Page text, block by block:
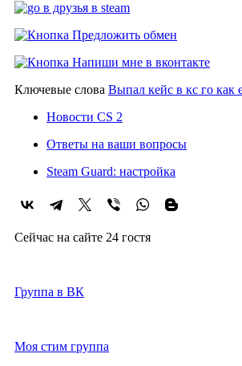
Ключевые слова Выпал кейс в кс го как
Новости CS 2
Ответы на ваши вопросы
Steam Guard: настройка
Сейчас на сайте 24 гостя
Группа в ВК
Моя стим группа